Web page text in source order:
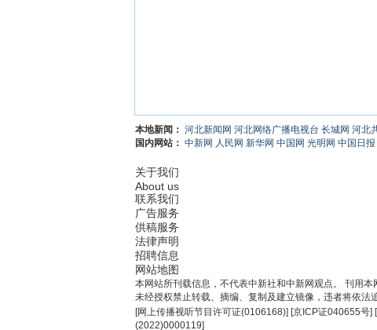
本地新闻： 河北新闻网 河北网络广播电视台 长城网 河北
国内网站： 中新网 人民网 新华网 中国网 光明网 中国日报
关于我们
About us
联系我们
广告服务
供稿服务
法律声明
招聘信息
网站地图
本网站所刊载信息，不代表中新社和中新网观点。 刊用本
未经授权禁止转载、摘编、复制及建立镜像，违者将依法
[网上传播视听节目许可证(0106168)] [京ICP证040655号] [
(2022)0000119]